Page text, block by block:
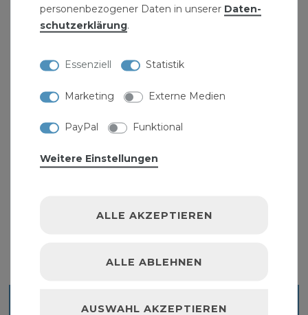
personenbezogener Daten in unserer Daten­
schutz­erklärung.
Essenziell Statistik
Marketing Externe Medien
PayPal Funktional
Weitere Einstellungen
ALLE AKZEPTIEREN
ALLE ABLEHNEN
AUSWAHL AKZEPTIEREN